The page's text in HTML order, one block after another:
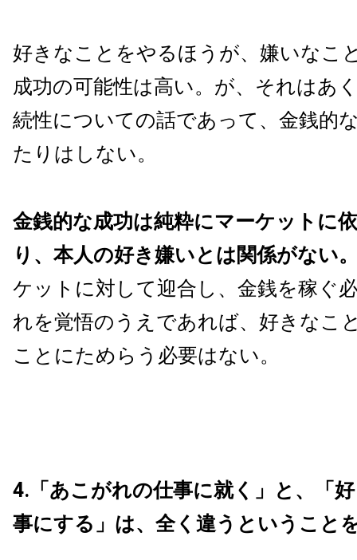
好きなことをやるほうが、嫌いなこ
成功の可能性は高い。が、それはあ
続性についての話であって、金銭的
たりはしない。
金銭的な成功は純粋にマーケットに
り、本人の好き嫌いとは関係がない
ケットに対して迎合し、金銭を稼ぐ
れを覚悟のうえであれば、好きなこ
ことにためらう必要はない。
4.「あこがれの仕事に就く」と、「
事にする」は、全く違うということ